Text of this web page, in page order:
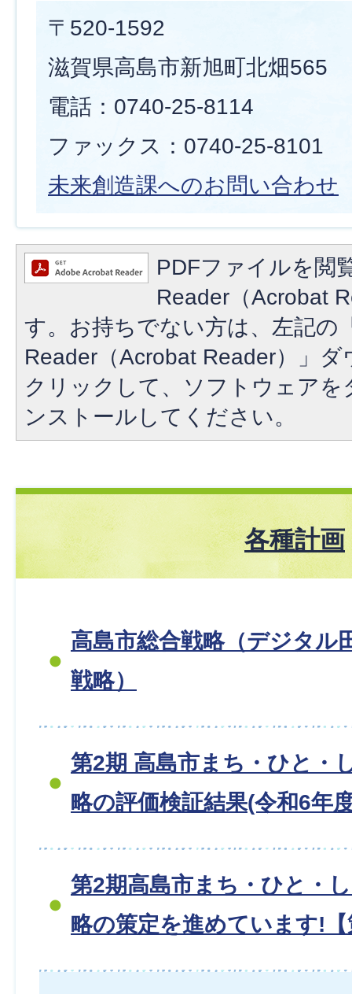
〒520-1592
滋賀県高島市新旭町北畑565
電話：0740-25-8114
ファックス：0740-25-8101
未来創造課へのお問い合わせ
PDFファイルを閲
Reader（Acrobat
す。お持ちでない方は、左記の
Reader（Acrobat Reader）」
クリックして、ソフトウェア
ンストールしてください。
各種計画
高島市総合戦略（デジタル
戦略）
第2期 高島市まち・ひと・
略の評価検証結果(令和6年
第2期高島市まち・ひと・
略の策定を進めています!